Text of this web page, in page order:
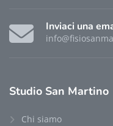
Inviaci una
Studio San Martino
Chi siamo